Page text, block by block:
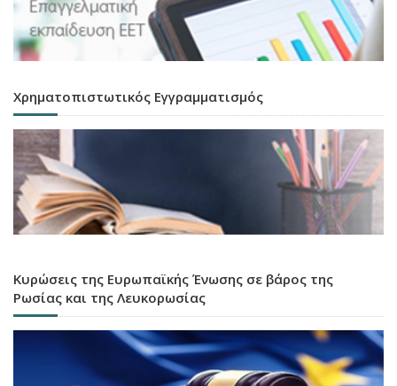
Χρηματοπιστωτικός Εγγραμματισμός
Κυρώσεις της Ευρωπαϊκής Ένωσης σε βάρος της
Ρωσίας και της Λευκορωσίας